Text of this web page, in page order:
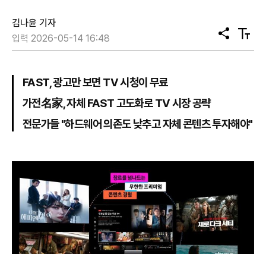
김나윤 기자
입력 2026-05-14 16:48
공
유
텍
스
FAST, 광고만 보면 TV 시청이 무료
가전名家, 자체 FAST 고도화로 TV 시장 공략
전문가들 "하드웨어 의존도 낮추고 자체 콘텐츠 투자해야"